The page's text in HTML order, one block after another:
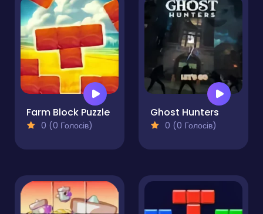
Farm Block Puzzle
0 (0 Голосів)
Ghost Hunters
0 (0 Голосів)